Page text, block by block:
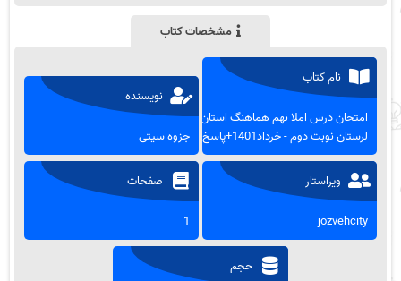
مشخصات کتاب
نام کتاب
امتحان درس املا نهم هماهنگ استان
لرستان نوبت دوم - خرداد1401+پاسخ
نویسنده
جزوه سیتی
ویراستار
jozvehcity
صفحات
1
حجم